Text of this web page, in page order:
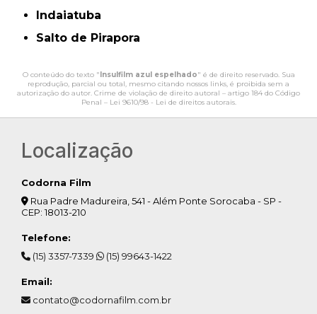
Indaiatuba
Salto de Pirapora
O conteúdo do texto "Insulfilm azul espelhado" é de direito reservado. Sua
reprodução, parcial ou total, mesmo citando nossos links, é proibida sem a
autorização do autor. Crime de violação de direito autoral – artigo 184 do Código
Penal – Lei 9610/98 - Lei de direitos autorais.
Localização
Codorna Film
Rua Padre Madureira, 541 - Além Ponte Sorocaba - SP -
CEP: 18013-210
Telefone:
(15) 3357-7339
(15) 99643-1422
Email:
contato@codornafilm.com.br